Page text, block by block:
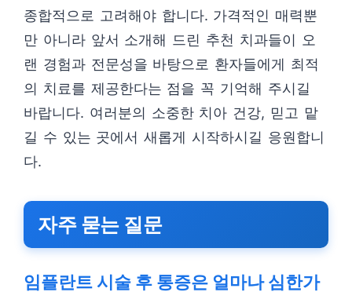
종합적으로 고려해야 합니다. 가격적인 매력뿐
만 아니라 앞서 소개해 드린 추천 치과들이 오
랜 경험과 전문성을 바탕으로 환자들에게 최적
의 치료를 제공한다는 점을 꼭 기억해 주시길
바랍니다. 여러분의 소중한 치아 건강, 믿고 맡
길 수 있는 곳에서 새롭게 시작하시길 응원합니
다.
자주 묻는 질문
임플란트 시술 후 통증은 얼마나 심한가